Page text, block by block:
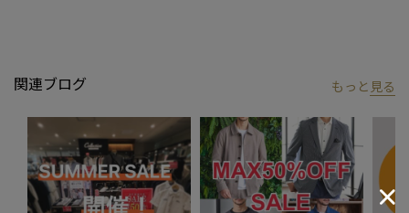
※屋外での撮影画像は光の加減で、実際の商品より明るく見える
場合が御座います。商品の色味は生地アップ・スタジオ撮影の画
像をご参考下さい。
※画像の商品はサンプルとなりますので実際の商品と仕様、加
工、サイズが若干異なる場合がございます。
関連ブログ もっと 見る